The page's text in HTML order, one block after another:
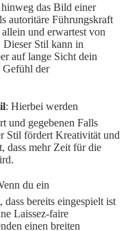
das Bild einer
autoritäre Führungskraft
und erwartest von
Dieser Stil kann in
auf lange Sicht dein
Gefühl der
: Hierbei werden
und gegebenen Falls
Stil fördert Kreativität und
dass mehr Zeit für die
du ein
bereits eingespielt ist
Laissez-faire
einen breiten